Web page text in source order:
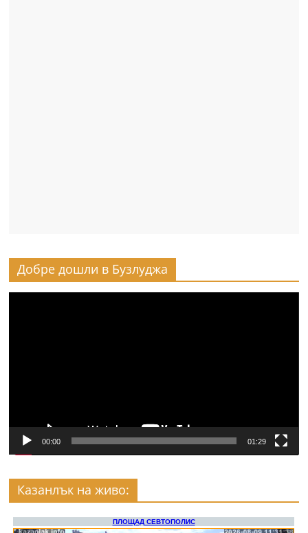
Добре дошли в Бузлуджа
00:00 01:29
Казанлък на живо: